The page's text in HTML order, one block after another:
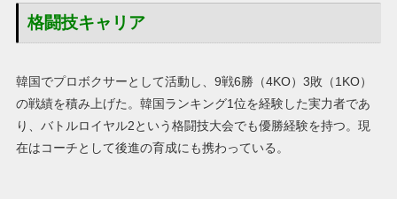
格闘技キャリア
韓国でプロボクサーとして活動し、9戦6勝（4KO）3敗（1KO）
の戦績を積み上げた。韓国ランキング1位を経験した実力者であ
り、バトルロイヤル2という格闘技大会でも優勝経験を持つ。現
在はコーチとして後進の育成にも携わっている。